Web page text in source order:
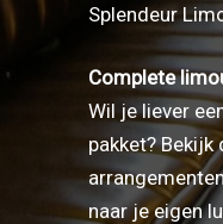
Splendeur
Complete
Wil je liever
pakket? Bekijk
naar je eigen